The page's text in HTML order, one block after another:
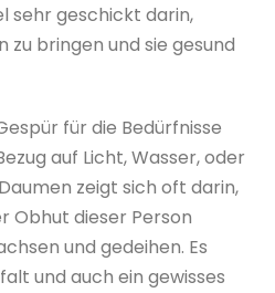
sehr geschickt darin,
zu bringen und sie gesund
für die Bedürfnisse
auf Licht, Wasser, oder
zeigt sich oft darin,
Obhut dieser Person
und gedeihen. Es
und auch ein gewisses